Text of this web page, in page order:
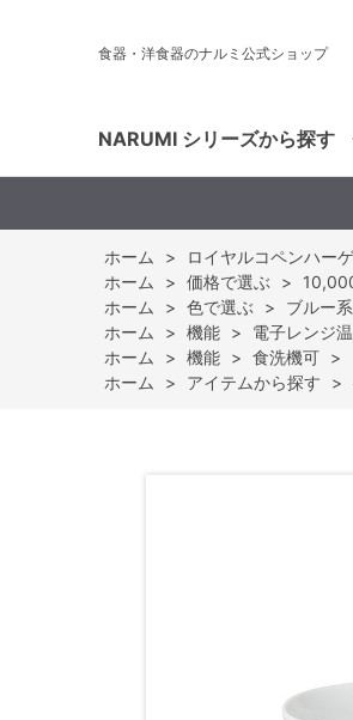
食器・洋食器のナルミ公式ショップ
NARUMI シリーズから探す
ホーム >
ロイヤルコペンハー
ホーム
> 価格で選ぶ >
ホーム
> 色で選ぶ > ブルー系
ホーム
> 機能 > 電子レンジ
ホーム
> 機能 > 食洗機可 >
ホーム
> アイテムから探す >